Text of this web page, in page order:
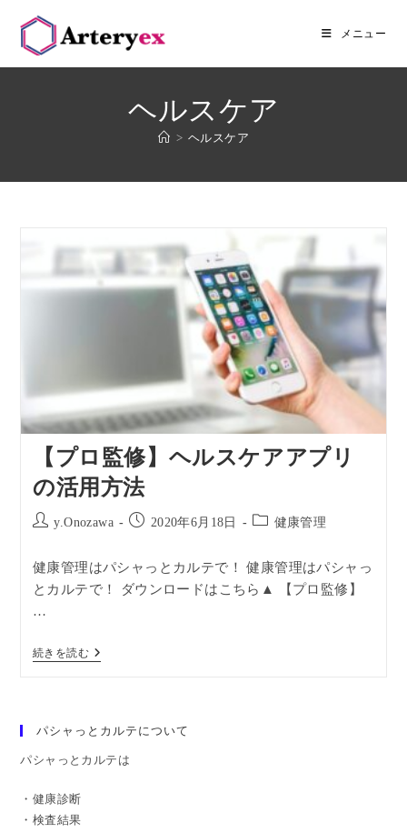
メニュー
ヘルスケア
> ヘルスケア
【プロ監修】ヘルスケアアプリ
の活用方法
y.Onozawa 2020年6月18日 健康管理
健康管理はパシャっとカルテで！ 健康管理はパシャっ
とカルテで！ ダウンロードはこちら▲ 【プロ監修】
…
続きを読む
パシャっとカルテについて
パシャっとカルテは
・健康診断
・検査結果